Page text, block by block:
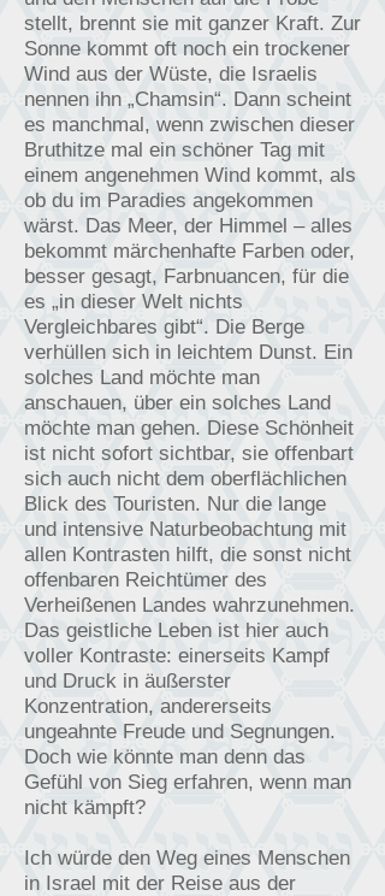
stellt, brennt sie mit ganzer Kraft. Zur
Sonne kommt oft noch ein trockener
Wind aus der Wüste, die Israelis
nennen ihn „Chamsin“. Dann scheint
es manchmal, wenn zwischen dieser
Bruthitze mal ein schöner Tag mit
einem angenehmen Wind kommt, als
ob du im Paradies angekommen
wärst. Das Meer, der Himmel – alles
bekommt märchenhafte Farben oder,
besser gesagt, Farbnuancen, für die
es „in dieser Welt nichts
Vergleichbares gibt“. Die Berge
verhüllen sich in leichtem Dunst. Ein
solches Land möchte man
anschauen, über ein solches Land
möchte man gehen. Diese Schönheit
ist nicht sofort sichtbar, sie offenbart
sich auch nicht dem oberflächlichen
Blick des Touristen. Nur die lange
und intensive Naturbeobachtung mit
allen Kontrasten hilft, die sonst nicht
offenbaren Reichtümer des
Verheißenen Landes wahrzunehmen.
Das geistliche Leben ist hier auch
voller Kontraste: einerseits Kampf
und Druck in äußerster
Konzentration, andererseits
ungeahnte Freude und Segnungen.
Doch wie könnte man denn das
Gefühl von Sieg erfahren, wenn man
nicht kämpft?
Ich würde den Weg eines Menschen
in Israel mit der Reise aus der